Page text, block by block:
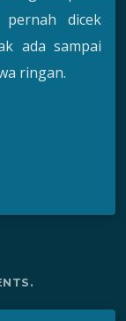
dicek
ada sampai
ringan.